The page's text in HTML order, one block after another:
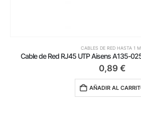
CABLES DE RED HASTA 1
Cable de Red RJ45 UTP Aisens A135-
0,89 €
AÑADIR AL